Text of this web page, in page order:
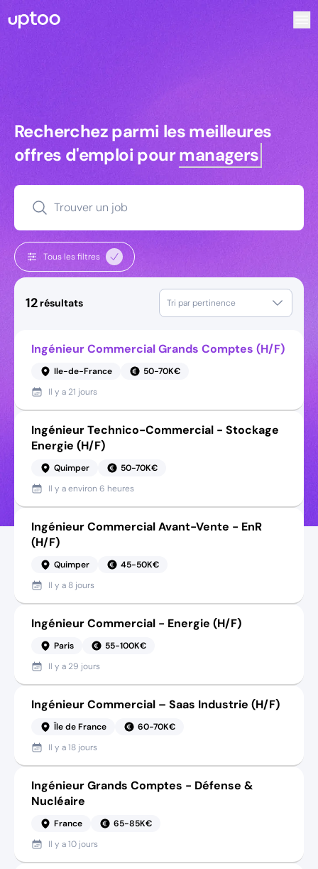
Recherchez parmi les meilleures
Recherchez parmi les meilleures
offres d'emploi pourmanagers
Trouver un job
Tous les filtres
12 résultats Tri par pertinence
Ingénieur Commercial Grands Comptes (H/F)
Ile-de-France
50-70K€
Il y a 21 jours
Ingénieur Technico-Commercial - Stockage
Energie (H/F)
Quimper
50-70K€
Il y aenviron 6 heures
Ingénieur Commercial Avant-Vente - EnR
(H/F)
Quimper
45-50K€
Il y a 8 jours
Ingénieur Commercial - Energie (H/F)
Paris
55-100K€
Il y a 29 jours
Ingénieur Commercial – Saas Industrie (H/F)
Île de France
60-70K€
Il y a18 jours
Ingénieur Grands Comptes - Défense &
Nucléaire
France
65-85K€
Il y a10 jours